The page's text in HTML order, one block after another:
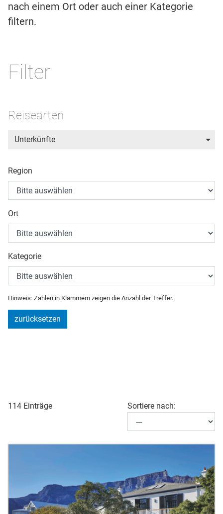
nach einem Ort oder auch einer Kategorie
filtern.
Filter
Reisearten
Unterkünfte
Region
Ort
Kategorie
Hinweis: Zahlen in Klammern zeigen die Anzahl der Treffer.
zurücksetzen
114 Einträge Sortiere nach: